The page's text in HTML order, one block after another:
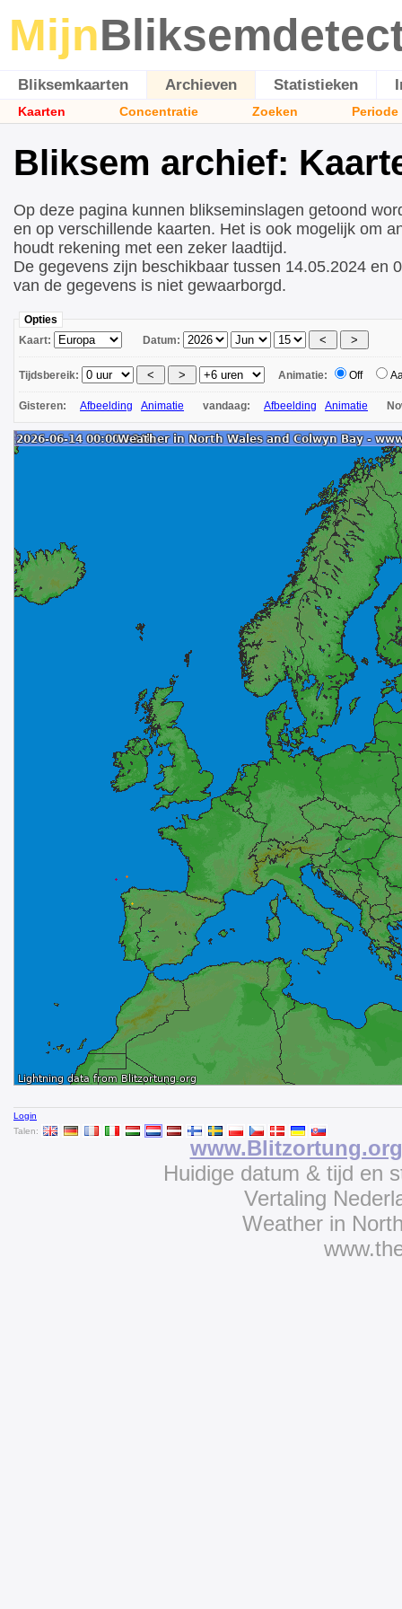
Mijn
Bliksemkaarten Archieven Statistieken
Kaarten Concentratie Zoeken Periode
Bliksem archief:
Op deze pagina kunnen blikseminslagen getoond
en op verschillende kaarten. Het is ook mogelijk om
houdt rekening met een zeker laadtijd.
De gegevens zijn beschikbaar tussen 14.05.2024 en
van de gegevens is niet gewaarborgd.
Opties
Kaart:
Datum:
Tijdsbereik: Animatie: Off
Gisteren: Afbeelding Animatie vandaag: Afbeelding Animatie
Login
Talen:
www.Blitzortung.org
Huidige datum & tijd en
Vertaling
Weather in